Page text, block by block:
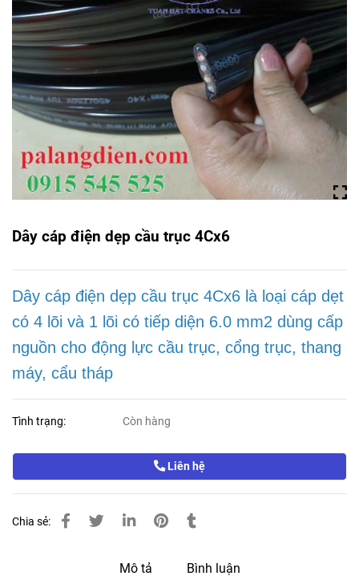
Dây cáp điện dẹp cầu trục 4Cx6
Dây cáp điện dẹp cầu trục 4Cx6 là loại cáp dẹt
có 4 lõi và 1 lõi có tiếp diện 6.0 mm2 dùng cấp
nguồn cho động lực cầu trục, cổng trục, thang
máy, cẩu tháp
Tình trạng: Còn hàng
Liên hệ
Chia sẻ:
Mô tả Bình luận